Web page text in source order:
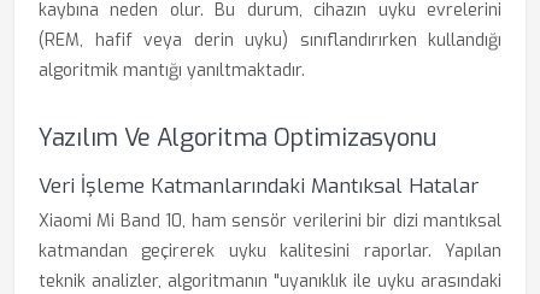
kaybına neden olur. Bu durum, cihazın uyku evrelerini
(REM, hafif veya derin uyku) sınıflandırırken kullandığı
algoritmik mantığı yanıltmaktadır.
Yazılım Ve Algoritma Optimizasyonu
Veri İşleme Katmanlarındaki Mantıksal Hatalar
Xiaomi Mi Band 10, ham sensör verilerini bir dizi mantıksal
katmandan geçirerek uyku kalitesini raporlar. Yapılan
teknik analizler, algoritmanın "uyanıklık ile uyku arasındaki